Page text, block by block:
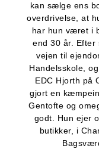
kan sælge ens
overdrivelse, at
har hun været i
end 30 år. Efter
vejen til
Handelsskole,
EDC Hjorth på
gjort en
Gentofte og
godt. Hun ejer
butikker, i